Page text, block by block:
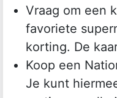
Vraag om een
favoriete
korting. De
Koop een
Je kunt